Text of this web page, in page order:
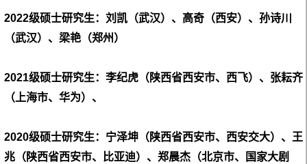
2022级硕士研究生：刘凯（武汉）、高奇（西安）、孙诗川
（武汉）、梁艳（郑州）
2021级硕士研究生： 李纪虎 （陕西省西安市、西飞） 、张耘齐
（上海市、华为） 、
2020级硕士研究生： 宁泽坤 （陕西省西安市、西安交大） 、王
兆 （陕西省西安市、比亚迪） 、郑晨杰 （北京市、国家大剧